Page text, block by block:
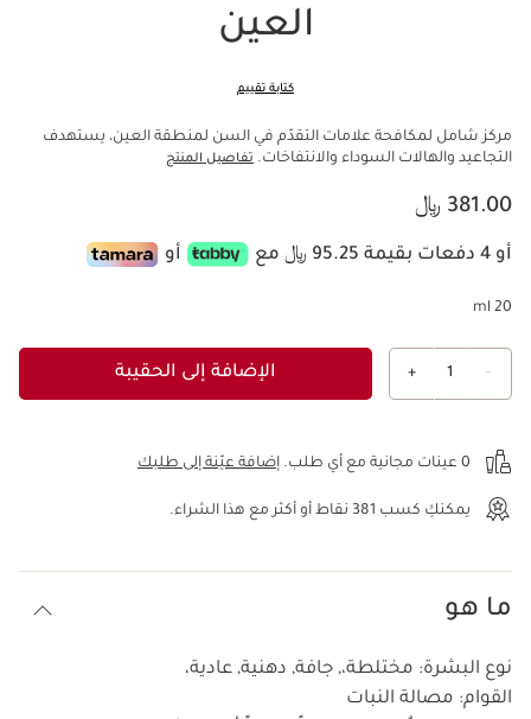
العين
كتابة تقييم
مركز شامل لمكافحة علامات التقدّم في السن لمنطقة العين، يستهدف
التجاعيد والهالات السوداء والانتفاخات. تفاصيل المنتج
السعر الحالي هو 381.00 ﷼
381.00 ﷼
أو 4 دفعات بقيمة 95.25 ﷼ مع أو
20 ml
-
1
+ الإضافة إلى الحقيبة
0 عينات مجانية مع أي طلب. إضافة عيّنة إلى طلبك
يمكنكِ كسب 381 نقاط أو أكثر مع هذا الشراء.
ما هو
نوع البشرة: مختلطة،, جافة, دهنية, عادية،
القوام: مصالة النبات